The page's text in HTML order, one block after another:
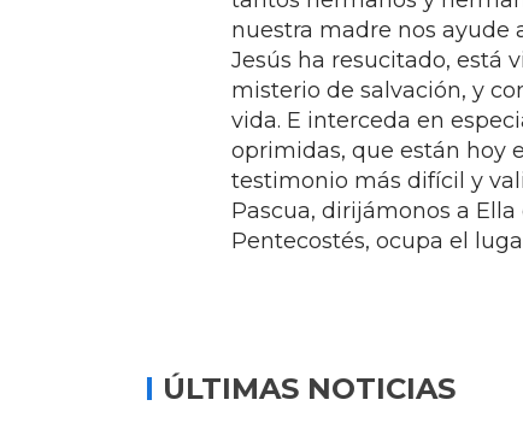
nuestra madre nos ayude
Jesús ha resucitado, está
misterio de salvación, y
vida. E interceda en
oprimidas, que están hoy
testimonio más difícil y
Pascua, dirijámonos a
Pentecostés, ocupa el
ÚLTIMAS NOTICIAS